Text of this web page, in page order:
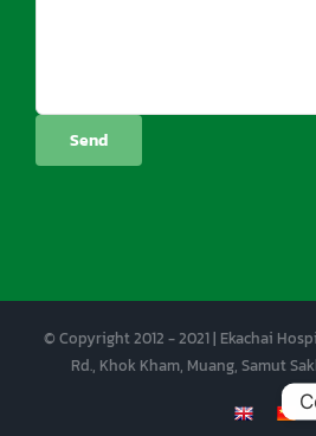
© Copyright 2012 - 2021 | Ekachai
Rd., Khok Kham, Muang, Samut
EN CN